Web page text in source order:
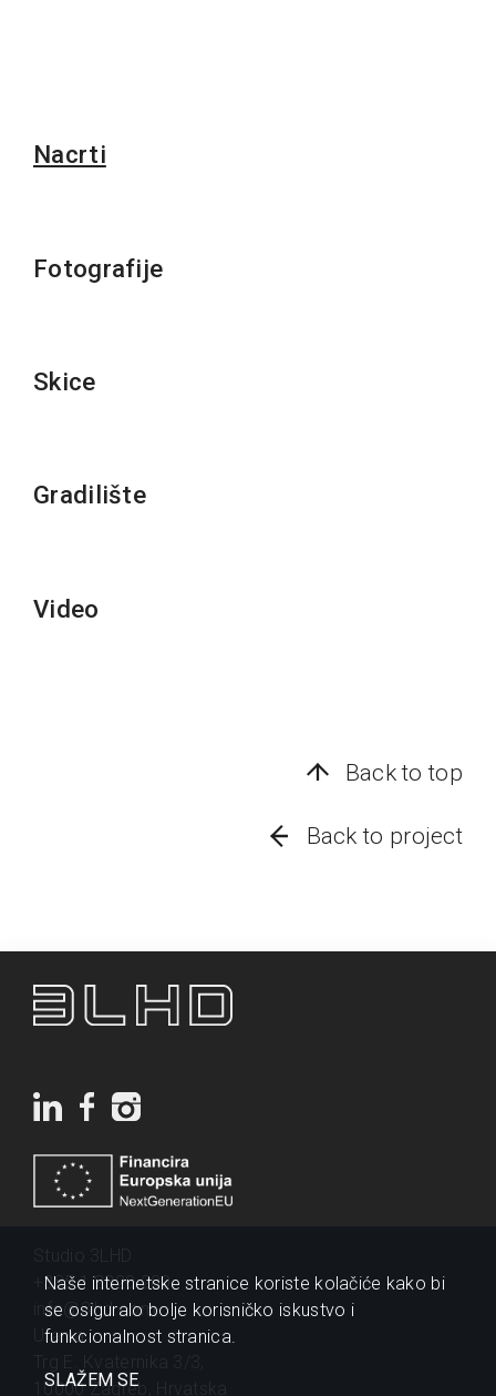
Nacrti
Fotografije
Skice
Gradilište
Video
Back to top
Back to project
+385 1 2320 200
info@3lhd.com
Urania
10000 Zagreb, Hrvatska
Naše internetske stranice koriste kolačiće kako bi
se osiguralo bolje korisničko iskustvo i
funkcionalnost stranica.
SLAŽEM SE